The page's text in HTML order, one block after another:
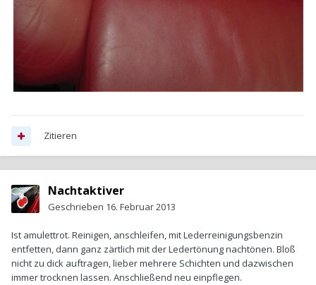
Zitieren
Nachtaktiver
Geschrieben 16. Februar 2013
Ist amulettrot. Reinigen, anschleifen, mit Lederreinigungsbenzin
entfetten, dann ganz zärtlich mit der Ledertönung nachtönen. Bloß
nicht zu dick auftragen, lieber mehrere Schichten und dazwischen
immer trocknen lassen. Anschließend neu einpflegen.